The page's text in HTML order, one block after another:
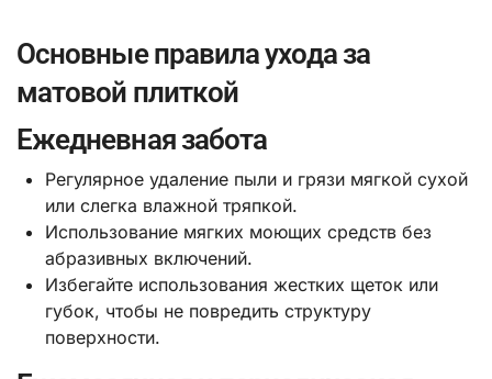
Основные правила ухода за
матовой плиткой
Ежедневная забота
Регулярное удаление пыли и грязи мягкой сухой
или слегка влажной тряпкой.
Использование мягких моющих средств без
абразивных включений.
Избегайте использования жестких щеток или
губок, чтобы не повредить структуру
поверхности.